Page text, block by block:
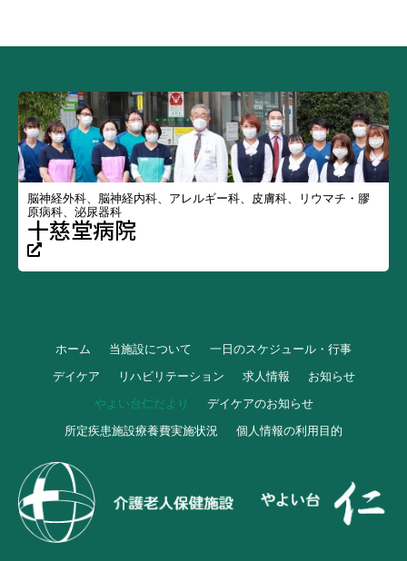
脳神経外科、脳神経内科、アレルギー科、皮膚科、リウマチ・膠
原病科、泌尿器科
十慈堂病院
ホーム 当施設について
一日のスケジュール・行事
デイケア
リハビリテーション 求人情報
お知らせ
やよい台仁だより
デイケアのお知らせ
所定疾患施設療養費実施状況
個人情報の利用目的